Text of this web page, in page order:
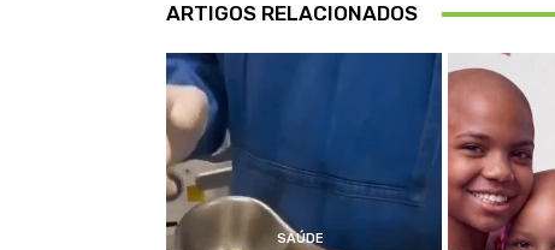
ARTIGOS RELACIONADOS
SAÚDE